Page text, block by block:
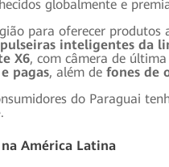
globalmente e
para oferecer
inteligentes da
X6, com câmera de
pagas, além defones de
do Paraguai
.
na América Latina